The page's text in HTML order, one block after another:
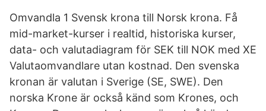
Omvandla 1 Svensk krona till Norsk krona. Få
mid-market-kurser i realtid, historiska kurser,
data- och valutadiagram för SEK till NOK med XE
Valutaomvandlare utan kostnad. Den svenska
kronan är valutan i Sverige (SE, SWE). Den
norska Krone är också känd som Krones, och